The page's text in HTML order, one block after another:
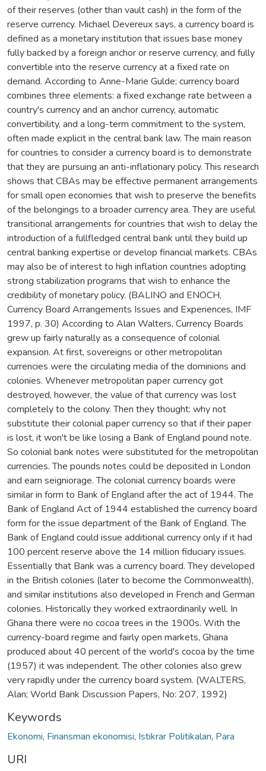
of their reserves (other than vault cash) in the form of the
reserve currency. Michael Devereux says, a currency board is
defined as a monetary institution that issues base money
fully backed by a foreign anchor or reserve currency, and fully
convertible into the reserve currency at a fixed rate on
demand. According to Anne-Marie Gulde; currency board
combines three elements: a fixed exchange rate between a
country's currency and an anchor currency, automatic
convertibility, and a long-term commitment to the system,
often made explicit in the central bank law. The main reason
for countries to consider a currency board is to demonstrate
that they are pursuing an anti-inflationary policy. This research
shows that CBAs may be effective permanent arrangements
for small open economies that wish to preserve the benefits
of the belongings to a broader currency area. They are useful
transitional arrangements for countries that wish to delay the
introduction of a fullfledged central bank until they build up
central banking expertise or develop financial markets. CBAs
may also be of interest to high inflation countries adopting
strong stabilization programs that wish to enhance the
credibility of monetary policy. (BALINO and ENOCH,
Currency Board Arrangements Issues and Experiences, IMF
1997, p. 30) According to Alan Walters, Currency Boards
grew up fairly naturally as a consequence of colonial
expansion. At first, sovereigns or other metropolitan
currencies were the circulating media of the dominions and
colonies. Whenever metropolitan paper currency got
destroyed, however, the value of that currency was lost
completely to the colony. Then they thought: why not
substitute their colonial paper currency so that if their paper
is lost, it won't be like losing a Bank of England pound note.
So colonial bank notes were substituted for the metropolitan
currencies. The pounds notes could be deposited in London
and earn seigniorage. The colonial currency boards were
similar in form to Bank of England after the act of 1944. The
Bank of England Act of 1944 established the currency board
form for the issue department of the Bank of England. The
Bank of England could issue additional currency only if it had
100 percent reserve above the 14 million fiduciary issues.
Essentially that Bank was a currency board. They developed
in the British colonies (later to become the Commonwealth),
and similar institutions also developed in French and German
colonies. Historically they worked extraordinarily well. In
Ghana there were no cocoa trees in the 1900s. With the
currency-board regime and fairly open markets, Ghana
produced about 40 percent of the world's cocoa by the time
(1957) it was independent. The other colonies also grew
very rapidly under the currency board system. (WALTERS,
Alan; World Bank Discussion Papers, No: 207, 1992)
Keywords
Ekonomi, Finansman ekonomisi, Istikrar Politikaları, Para
URI